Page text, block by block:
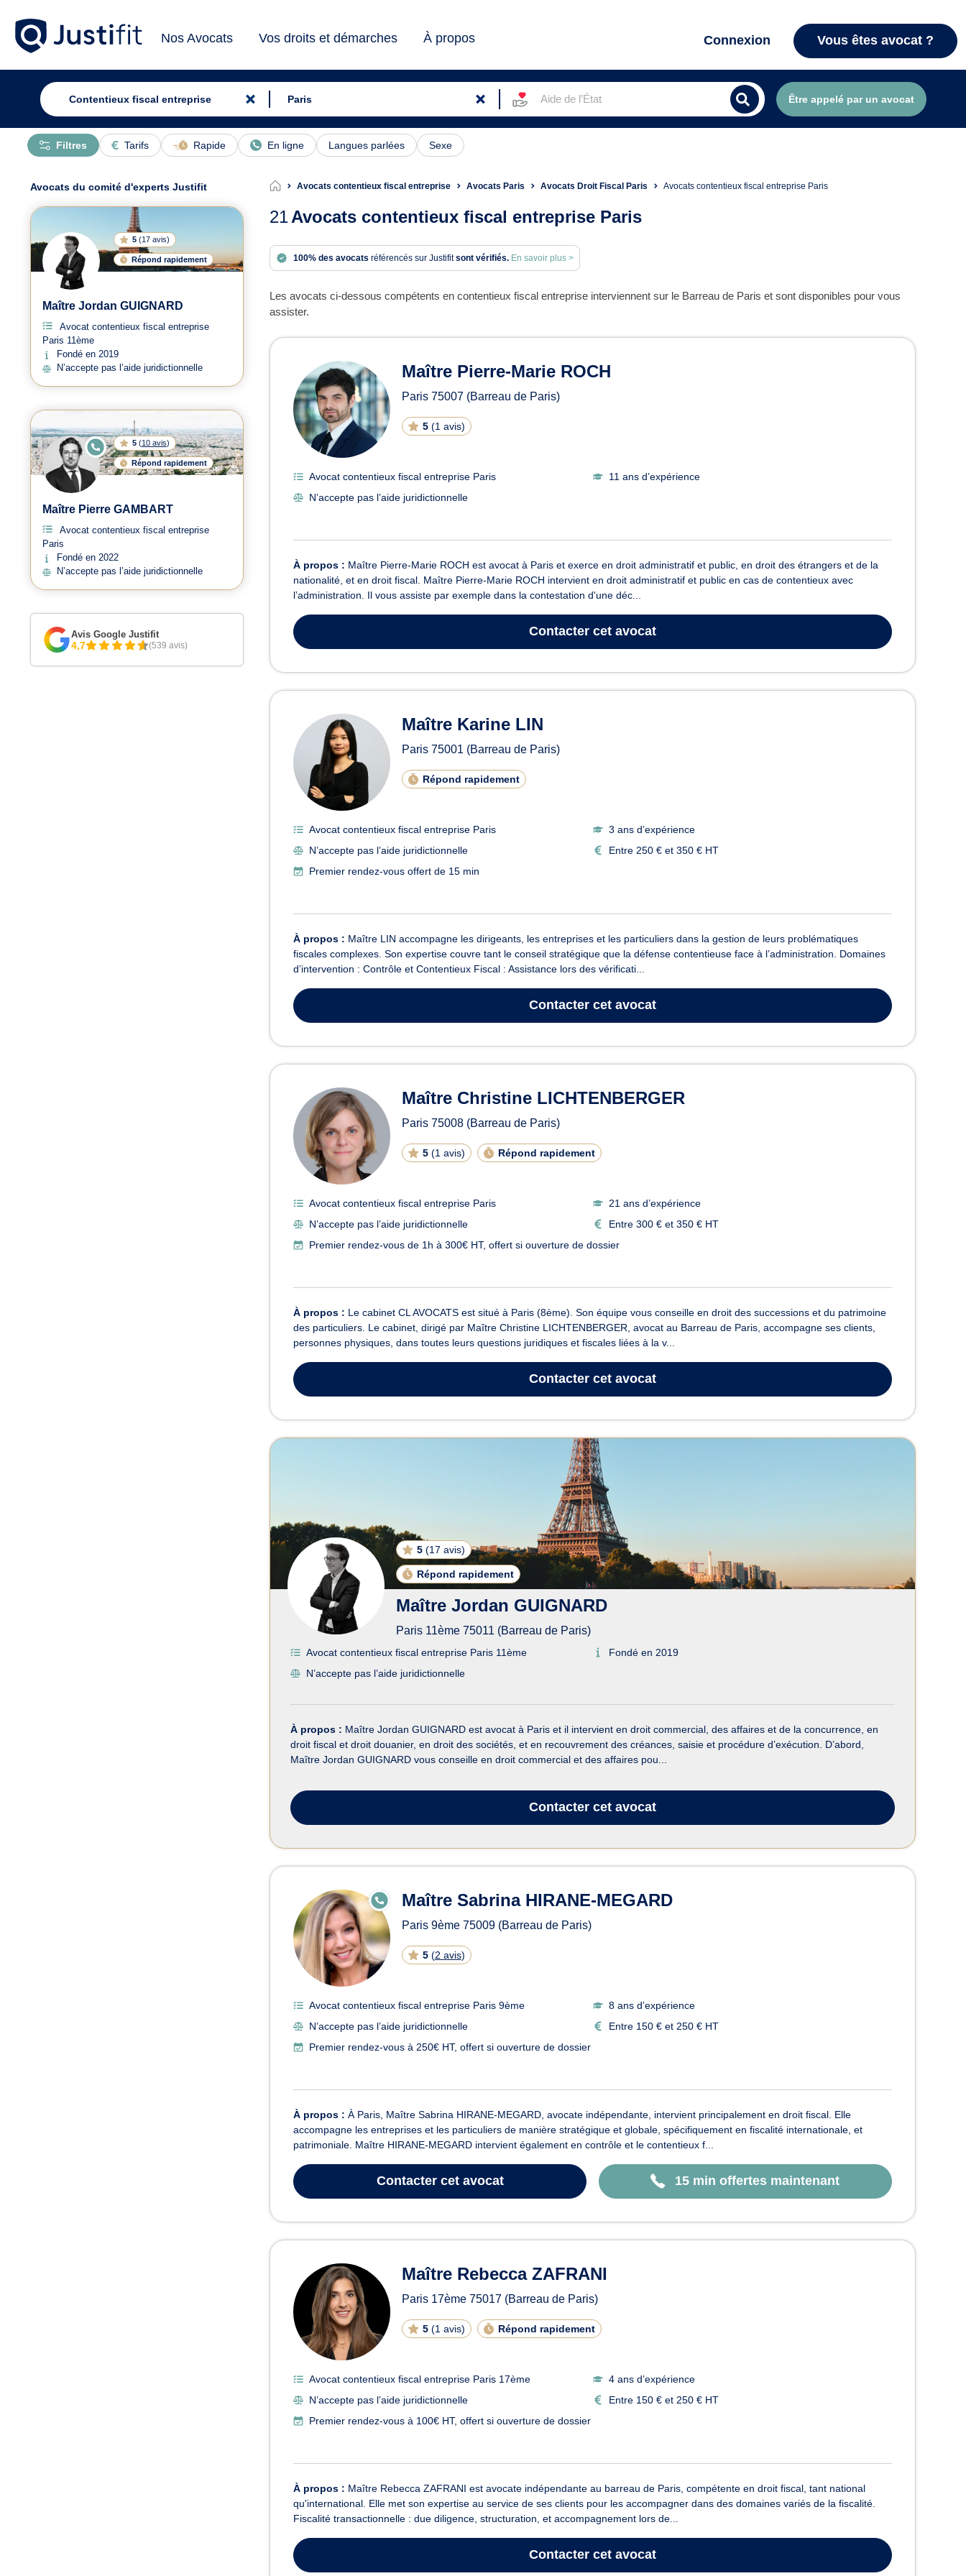
Nos Avocats Vos droits et démarches À propos Connexion Vous êtes avocat ?
Aide de l’État Être appelé par un avocat
Tarifs Rapide En ligne Langues parlées Sexe
Filtres
Avocats contentieux fiscal entreprise Avocats Paris Avocats Droit Fiscal Paris Avocats contentieux fiscal entreprise Paris
21Avocats contentieux fiscal entreprise Paris
100% des avocats référencés sur Justifitsont vérifiés. En savoir plus >
Les avocats ci-dessous compétents en contentieux fiscal entreprise interviennent sur le Barreau de Paris et sont disponibles pour vous
assister.
Avocats en contentieux fiscal entreprise à Paris
Maître Pierre-Marie ROCH
Paris 75007 (Barreau de Paris)
5 (1 avis)
Avocat contentieux fiscal entreprise Paris
11 ans d’expérience
N’accepte pas l’aide juridictionnelle
À propos : Maître Pierre-Marie ROCH est avocat à Paris et exerce en droit administratif et public, en droit des étrangers et de la
nationalité, et en droit fiscal. Maître Pierre-Marie ROCH intervient en droit administratif et public en cas de contentieux avec
l’administration. Il vous assiste par exemple dans la contestation d'une déc...
Contacter cet avocat
Maître Karine LIN
Paris 75001 (Barreau de Paris)
Répond rapidement
Avocat contentieux fiscal entreprise Paris
3 ans d’expérience
N’accepte pas l’aide juridictionnelle
Entre 250 € et 350 € HT
Premier rendez-vous offert de 15 min
À propos : Maître LIN accompagne les dirigeants, les entreprises et les particuliers dans la gestion de leurs problématiques
fiscales complexes. Son expertise couvre tant le conseil stratégique que la défense contentieuse face à l’administration. Domaines
d’intervention : Contrôle et Contentieux Fiscal : Assistance lors des vérificati...
Contacter cet avocat
Maître Christine LICHTENBERGER
Paris 75008 (Barreau de Paris)
5 (1 avis) Répond rapidement
Avocat contentieux fiscal entreprise Paris
21 ans d’expérience
N’accepte pas l’aide juridictionnelle
Entre 300 € et 350 € HT
Premier rendez-vous de 1h à 300€ HT, offert si ouverture de dossier
À propos : Le cabinet CL AVOCATS est situé à Paris (8ème). Son équipe vous conseille en droit des successions et du patrimoine
des particuliers. Le cabinet, dirigé par Maître Christine LICHTENBERGER, avocat au Barreau de Paris, accompagne ses clients,
personnes physiques, dans toutes leurs questions juridiques et fiscales liées à la v...
Contacter cet avocat
5 (17 avis)
Répond rapidement
Maître Jordan GUIGNARD
Paris 11ème 75011 (Barreau de Paris)
Avocat contentieux fiscal entreprise Paris 11ème
Fondé en 2019
N’accepte pas l’aide juridictionnelle
À propos : Maître Jordan GUIGNARD est avocat à Paris et il intervient en droit commercial, des affaires et de la concurrence, en
droit fiscal et droit douanier, en droit des sociétés, et en recouvrement des créances, saisie et procédure d’exécution. D’abord,
Maître Jordan GUIGNARD vous conseille en droit commercial et des affaires pou...
Contacter cet avocat
Maître Sabrina HIRANE-MEGARD
Paris 9ème 75009 (Barreau de Paris)
5 (2 avis)
E
N
G
E
Avocat contentieux fiscal entreprise Paris 9ème
8 ans d’expérience
N’accepte pas l’aide juridictionnelle
Entre 150 € et 250 € HT
Premier rendez-vous à 250€ HT, offert si ouverture de dossier
À propos : À Paris, Maître Sabrina HIRANE-MEGARD, avocate indépendante, intervient principalement en droit fiscal. Elle
accompagne les entreprises et les particuliers de manière stratégique et globale, spécifiquement en fiscalité internationale, et
patrimoniale. Maître HIRANE-MEGARD intervient également en contrôle et le contentieux f...
Contactercet avocat 15 min offertes maintenant
Maître Rebecca ZAFRANI
Paris 17ème 75017 (Barreau de Paris)
5 (1 avis) Répond rapidement
Avocat contentieux fiscal entreprise Paris 17ème
4 ans d’expérience
N’accepte pas l’aide juridictionnelle
Entre 150 € et 250 € HT
Premier rendez-vous à 100€ HT, offert si ouverture de dossier
À propos : Maître Rebecca ZAFRANI est avocate indépendante au barreau de Paris, compétente en droit fiscal, tant national
qu'international. Elle met son expertise au service de ses clients pour les accompagner dans des domaines variés de la fiscalité.
Fiscalité transactionnelle : due diligence, structuration, et accompagnement lors de...
Contacter cet avocat
Avocats du comité d'experts Justifit
5 (17 avis)
Répond rapidement
Maître Jordan GUIGNARD
Avocat contentieux fiscal entreprise
Paris 11ème
Fondé en 2019
N’accepte pas l’aide juridictionnelle
E
N
G
N
5 (10 avis)
Répond rapidement
Maître Pierre GAMBART
Avocat contentieux fiscal entreprise
Paris
Fondé en 2022
N’accepte pas l’aide juridictionnelle
Avis Google Justifit
4,7 (539 avis)